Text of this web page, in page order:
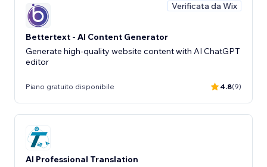
Verificata da Wix
Bettertext - AI Content Generator
Generate high-quality website content with AI ChatGPT
editor
Piano gratuito disponibile 4.8(9)
AI Professional Translation